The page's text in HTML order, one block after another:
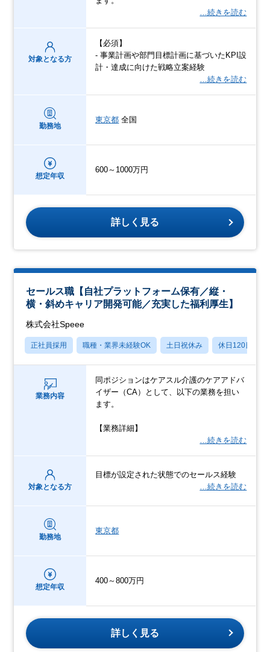
…続きを読む
対象となる方
【必須】
- 事業計画や部門目標計画に基づいたKPI設
計・達成に向けた戦略立案経験
…続きを読む
勤務地
東京都 全国
想定年収
600～1000万円
詳しく見る
セールス職【自社プラットフォーム保有／縦・
横・斜めキャリア開発可能／充実した福利厚生】
株式会社Speee
正社員採用 職種・業界未経験OK 土日祝休み 休日120日以上
業務内容
同ポジションはケアスル介護のケアアドバ
イザー（CA）として、以下の業務を担い
ます。
【業務詳細】
…続きを読む
対象となる方
目標が設定された状態でのセールス経験
…続きを読む
勤務地
東京都
想定年収
400～800万円
詳しく見る